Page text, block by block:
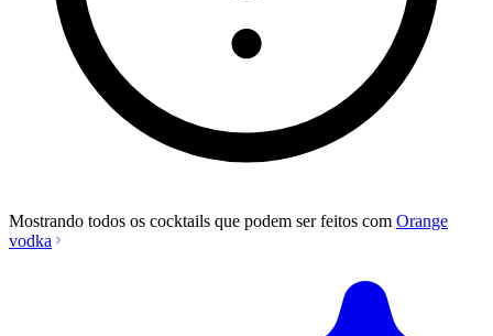
Mostrando todos os cocktails que podem ser feitos com Orange
vodka